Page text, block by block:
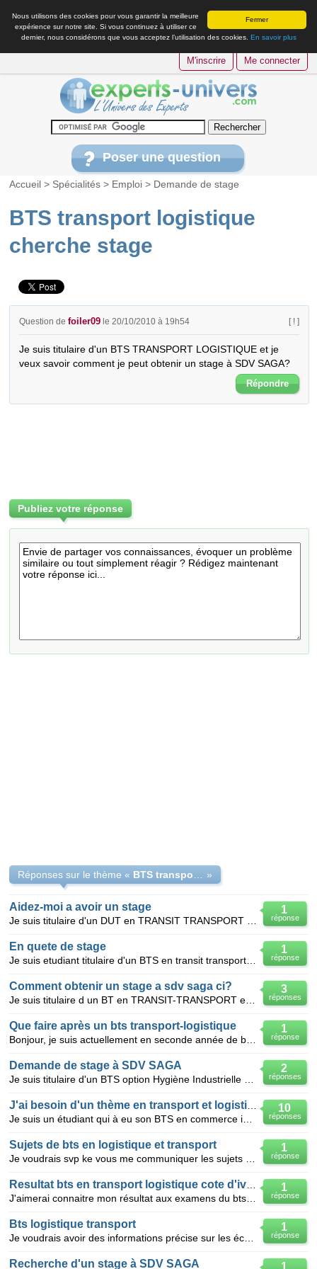
Fermer
Nous utilisons des cookies pour vous garantir la meilleure
expérience sur notre site. Si vous continuez à utiliser ce
dernier, nous considérons que vous acceptez l’utilisation des cookies. En savoir plus
M'inscrire Me connecter
Poser une question
Accueil > Spécialités > Emploi > Demande de stage
BTS transport logistique
cherche stage
Question defoiler09 le 20/10/2010 à 19h54 [ ! ]
Je suis titulaire d'un BTS TRANSPORT LOGISTIQUE et je
veux savoir comment je peut obtenir un stage à SDV SAGA?
Répondre
Publiez votre réponse
Réponses sur le thème « »
1
réponse
Aidez-moi a avoir un stage
1
réponse
En quete de stage
3
réponses
Comment obtenir un stage a sdv saga ci?
1
réponse
Que faire après un bts transport-logistique
2
réponses
Demande de stage à SDV SAGA
10
réponses
1
réponse
Sujets de bts en logistique et transport
1
réponse
1
réponse
Bts logistique transport
1
Recherche d'un stage à SDV SAGA